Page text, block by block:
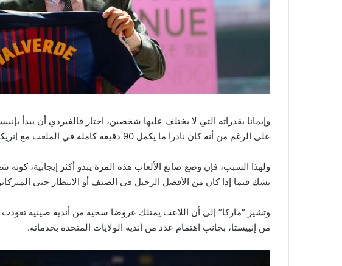
وإيمانا بقدراته التي لا يختلف عليها شخصين، اختار فالفيردي أن يبدأ
على الرغم من أنه كان نادرا ما يكمل 90 دقيقة كاملة في الملعب مع إنريكي.
ولهذا السبب، فإن وضع صانع الألعاب هذه المرة يبدو أكثر إيجابية،
يشك فيما إذا كان من الأفضل الرحيل في الصيف أو الانتظار حتى
وتشير “ماركا” إلى أن اللاعب يمتلك عروضا سخية من أندية صينية تعودت
من إنييستا، بجانب اهتمام عدد من أندية الولايات المتحدة بخدماته.